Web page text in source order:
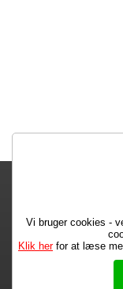
Fragtgebyret er DKK
Bestiller du
Læs hvad
Vi bruger cookies -
Klik herfor at læse